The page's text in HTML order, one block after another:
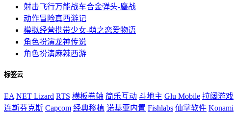
射击飞行万能战车合金弹头-鏖战
动作冒险真西游记
模拟经营携带少女-萌之恋爱物语
角色扮演龙神传说
角色扮演麻辣西游
标签云
EA NET Lizard RTS 横板卷轴 简乐互动 斗地主 Glu Mobile 拉阔游戏
连斯芬克斯 Capcom 经典移植 诺基亚内置 Fishlabs 仙掌软件 Konami